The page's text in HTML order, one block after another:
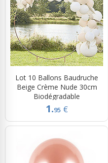
Lot 10 Ballons Baudruche
Beige Crème Nude 30cm
Biodégradable
1.95 €